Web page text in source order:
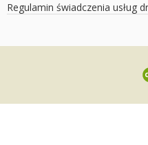
Regulamin świadczenia usług